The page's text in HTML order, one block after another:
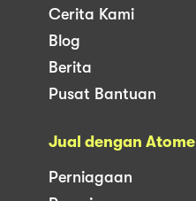
Cerita Kami
Blog
Berita
Pusat Bantuan
Jual dengan Atome
Perniagaan